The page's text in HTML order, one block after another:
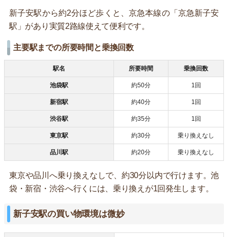
新子安駅から約2分ほど歩くと、京急本線の「京急新子安
駅」があり実質2路線使えて便利です。
主要駅までの所要時間と乗換回数
駅名 所要時間 乗換回数
池袋駅 約50分 1回
新宿駅 約40分 1回
渋谷駅 約35分 1回
東京駅 約30分 乗り換えなし
品川駅 約20分 乗り換えなし
東京や品川へ乗り換えなしで、約30分以内で行けます。池
袋・新宿・渋谷へ行くには、乗り換えが1回発生します。
新子安駅の買い物環境は微妙